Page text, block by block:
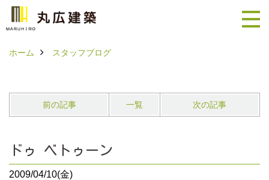
ホーム スタッフブログ
前の記事 一覧 次の記事
ドゥ ベトゥーン
2009/04/10(金)